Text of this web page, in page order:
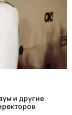
и другие